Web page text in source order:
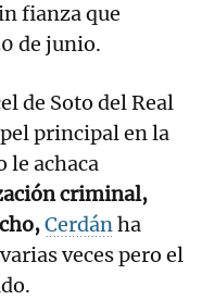
fianza que
de junio.
de Soto del Real
principal en la
le achaca
criminal,
Cerdánha
veces pero el